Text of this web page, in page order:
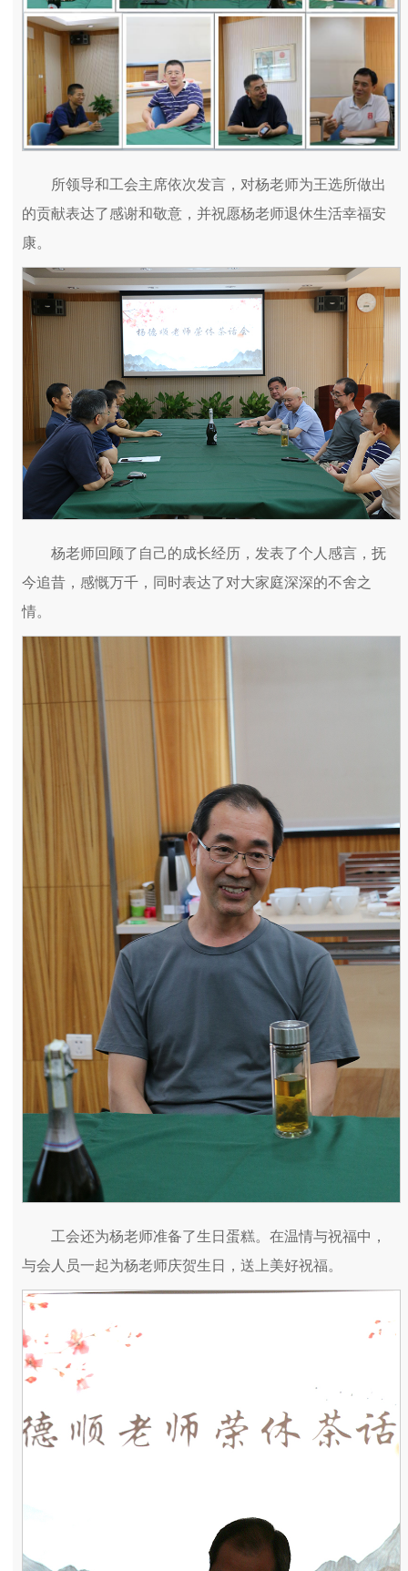
所领导和工会主席依次发言，对杨老师为王选所做出
的贡献表达了感谢和敬意，并祝愿杨老师退休生活幸福安
康。
杨老师回顾了自己的成长经历，发表了个人感言，抚
今追昔，感慨万千，同时表达了对大家庭深深的不舍之
情。
工会还为杨老师准备了生日蛋糕。在温情与祝福中，
与会人员一起为杨老师庆贺生日，送上美好祝福。